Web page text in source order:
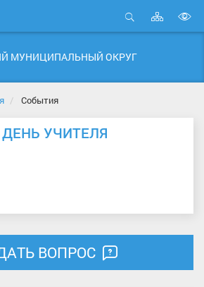
Открыть
Карта
сайта
МУНИЦИПАЛЬНЫЙ ОКРУГ
События
УЧИТЕЛЯ
ВОПРОС